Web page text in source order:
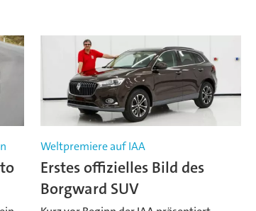
Weltpremiere auf IAA
Erstes offizielles Bild des
Borgward SUV